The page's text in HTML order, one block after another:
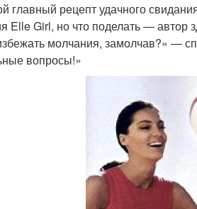
главный рецепт удачного
Elle Girl, но что поделать — автор
молчания, замолчав?» —
вопросы!»